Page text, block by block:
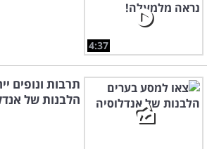
4:37
תרבות ונופים
הלבנות של